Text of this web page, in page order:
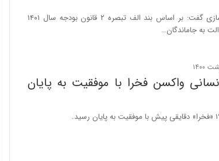
رئیس‌کل سازمان خصوصی‌سازی گفت: بر اساس بند الف تبصره ۲ قانون بودجه سال ۱۴۰۱
به جاماندگان…
واکسن فخرا با موفقیت به پایان